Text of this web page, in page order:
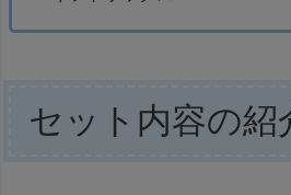
セット内容の紹